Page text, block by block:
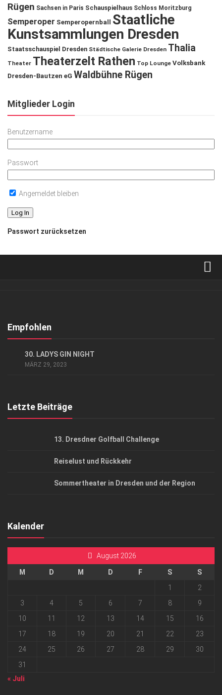
Rügen Sachsen in Paris Schauspielhaus Schloss Moritzburg
Semperoper Semperopernball
Staatliche
Kunstsammlungen Dresden
Staatsschauspiel Dresden Städtische Galerie Dresden Thalia
Theater Theaterzelt Rathen Top Lounge Volksbank
Dresden-Bautzen eG Waldbühne Rügen
Mitglieder Login
Benutzername
Passwort
Angemeldet bleiben
Passwort zurücksetzen
Kontakt, Impressum
Empfohlen
30. LADYS GIN NIGHT
MÄRZ 29, 2023
Letzte Beiträge
13. Dresdner Golfball Challenge
Reiselust und Rückkehr
Sommertheater in Dresden und der Region
Kalender
August 2026
M D M D F S
S
1
2
3
4 5 6 7 8
9
10
11 12 13 14 15
16
17
18 19 20 21 22
23
24
25 26 27 28 29
30
31
« Juli